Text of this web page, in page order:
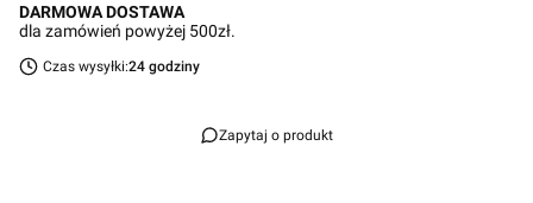
DARMOWA DOSTAWA
dla zamówień powyżej 500zł.
Czas wysyłki:24 godziny
Zapytaj o produkt